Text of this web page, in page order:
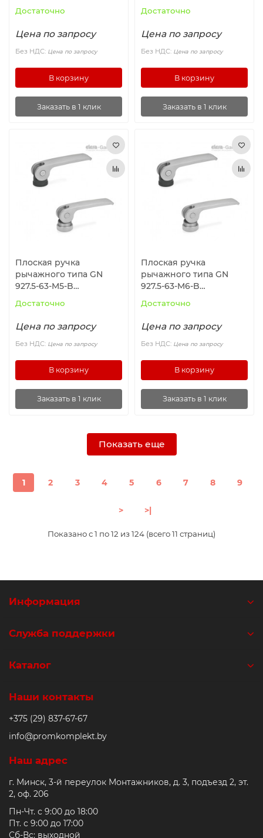
Достаточно
Цена по запросу
Без НДС: Цена по запросу
В корзину
Заказать в 1 клик
Достаточно
Цена по запросу
Без НДС: Цена по запросу
В корзину
Заказать в 1 клик
Плоская ручка
рычажного типа GN
927.5-63-M5-B
Достаточно
Цена по запросу
Без НДС: Цена по запросу
В корзину
Заказать в 1 клик
Плоская ручка
рычажного типа GN
927.5-63-M6-B
Достаточно
Цена по запросу
Без НДС: Цена по запросу
В корзину
Заказать в 1 клик
Показать еще
1 2 3 4 5 6 7 8 9
> >|
Показано с 1 по 12 из 124 (всего 11 страниц)
Информация
Служба поддержки
Каталог
Наши контакты
+375 (29) 837-67-67
info@promkomplekt.by
Наш адрес
г. Минск, 3-й переулок Монтажников, д. 3, подъезд 2, эт.
2, оф. 206
Пн-Чт. с 9:00 до 18:00
Пт. с 9:00 до 17:00
Сб-Вс: выходной